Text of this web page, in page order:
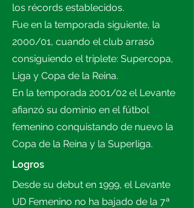
los récords establecidos.
Fue en la temporada siguiente, la
2000/01, cuando el club arrasó
consiguiendo el triplete: Supercopa,
Liga y Copa de la Reina.
En la temporada 2001/02 el Levante
afianzó su dominio en el fútbol
femenino conquistando de nuevo la
Copa de la Reina y la Superliga.
Logros
Desde su debut en 1999, el Levante
UD Femenino no ha bajado de la 7ª